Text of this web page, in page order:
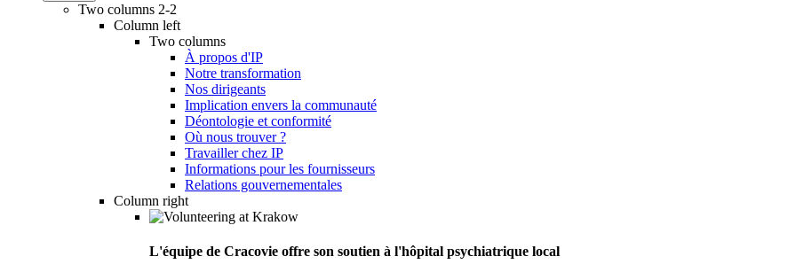
Two columns 2-2
Column left
Two columns
À propos d'IP
Notre transformation
Nos dirigeants
Implication envers la communauté
Déontologie et conformité
Où nous trouver ?
Travailler chez IP
Informations pour les fournisseurs
Relations gouvernementales
Column right
L'équipe de Cracovie offre son soutien à l'hôpital psychiatrique local